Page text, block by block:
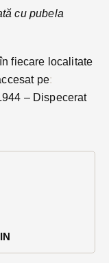
cu pubela
fiecare localitate
pe:
– Dispecerat